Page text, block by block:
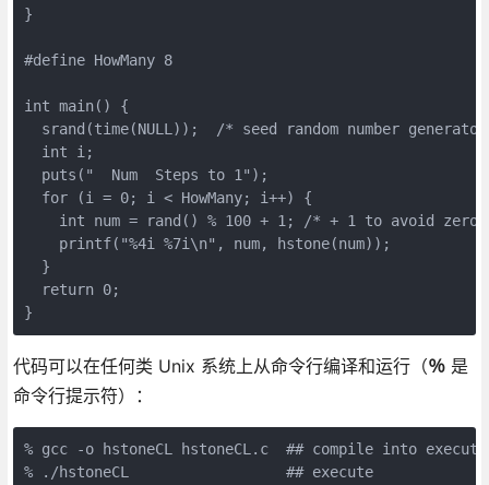
}
#define HowMany 8
int main() {
srand(time(NULL));  /* seed random number
  int i;
  puts("  Num  Steps to 1");
  for (i = 0; i < HowMany; i++) {
int num = rand() % 100 + 1; /* + 1 to avoid zero
    printf("%4i %7i\n", num, hstone(num));
  }
  return 0;
}
代码可以在任何类 Unix 系统上从命令行编译和运行（％是
命令行提示符）：
% gcc -o hstoneCL hstoneCL.c  ## compile into
% ./hstoneCL                  ## execute